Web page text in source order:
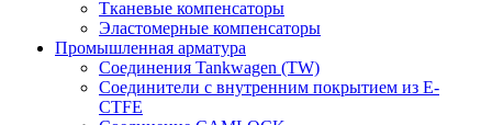
Тканевые компенсаторы
Эластомерные компенсаторы
Промышленная арматура
Соединения Tankwagen (TW)
Соединители с внутренним покрытием из E-
CTFE